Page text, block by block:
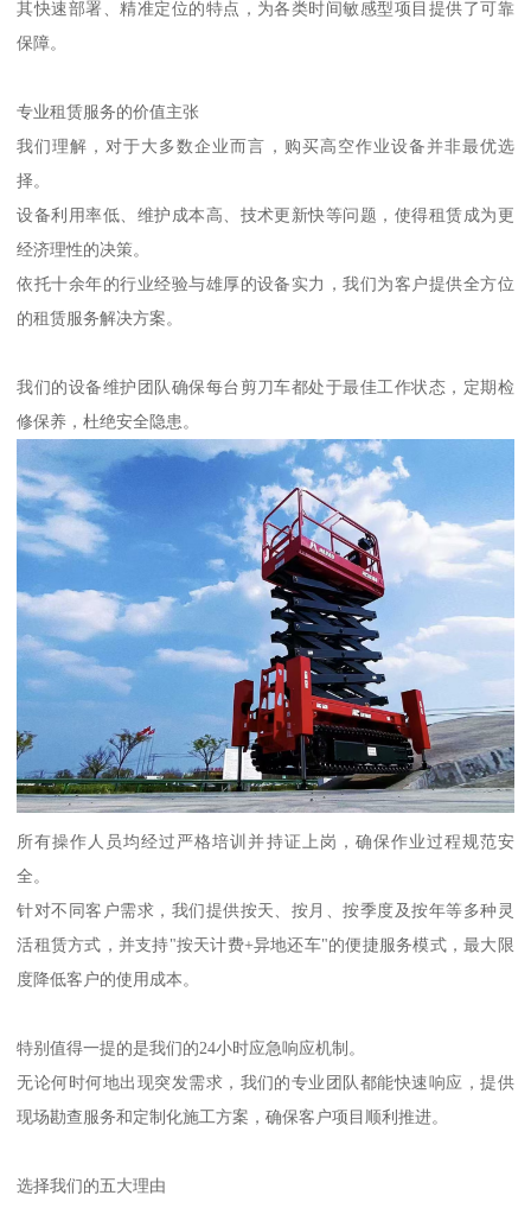
其快速部署、精准定位的特点，为各类时间敏感型项目提供了可靠
保障。
专业租赁服务的价值主张
我们理解，对于大多数企业而言，购买高空作业设备并非最优选
择。
设备利用率低、维护成本高、技术更新快等问题，使得租赁成为更
经济理性的决策。
依托十余年的行业经验与雄厚的设备实力，我们为客户提供全方位
的租赁服务解决方案。
我们的设备维护团队确保每台剪刀车都处于最佳工作状态，定期检
修保养，杜绝安全隐患。
所有操作人员均经过严格培训并持证上岗，确保作业过程规范安
全。
针对不同客户需求，我们提供按天、按月、按季度及按年等多种灵
活租赁方式，并支持"按天计费+异地还车"的便捷服务模式，最大限
度降低客户的使用成本。
特别值得一提的是我们的24小时应急响应机制。
无论何时何地出现突发需求，我们的专业团队都能快速响应，提供
现场勘查服务和定制化施工方案，确保客户项目顺利推进。
选择我们的五大理由